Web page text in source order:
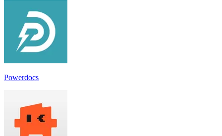
Powerdocs